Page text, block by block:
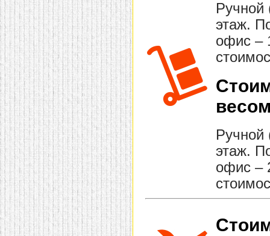
Ручной
этаж.
офис –
Ручной
этаж.
офис –